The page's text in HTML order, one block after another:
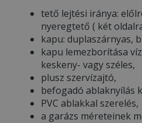
tető lejtési iránya:
nyeregtető ( két
kapu: duplaszárnyas,
kapu lemezborítása
keskeny- vagy széles,
plusz szervízajtó,
befogadó ablaknyílás
PVC ablakkal szerelés,
a garázs méreteinek